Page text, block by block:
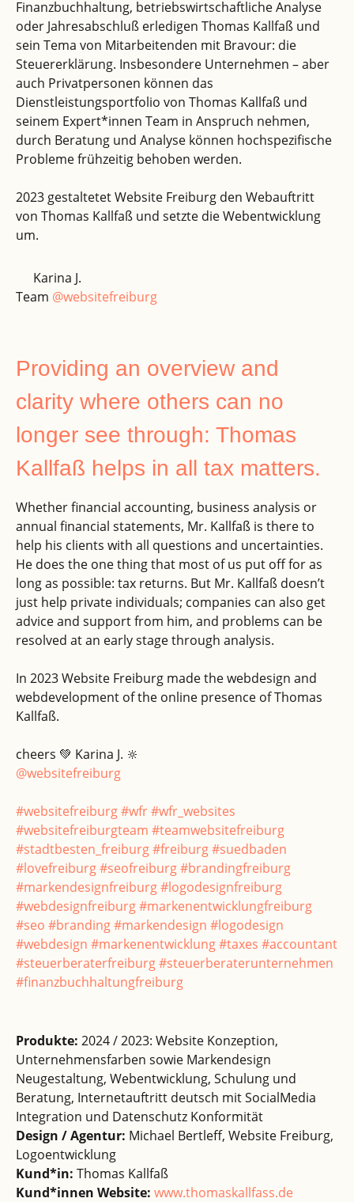
Finanzbuchhaltung, betriebswirtschaftliche Analyse
oder Jahresabschluß erledigen Thomas Kallfaß und
sein Tema von Mitarbeitenden mit Bravour: die
Steuererklärung. Insbesondere Unternehmen – aber
auch Privatpersonen können das
Dienstleistungsportfolio von Thomas Kallfaß und
seinem Expert*innen Team in Anspruch nehmen,
durch Beratung und Analyse können hochspezifische
Probleme frühzeitig behoben werden.
2023 gestaltetet Website Freiburg den Webauftritt
von Thomas Kallfaß und setzte die Webentwicklung
um.
Karina J.
Team @websitefreiburg
Providing an overview and
clarity where others can no
longer see through: Thomas
Kallfaß helps in all tax matters.
Whether financial accounting, business analysis or
annual financial statements, Mr. Kallfaß is there to
help his clients with all questions and uncertainties.
He does the one thing that most of us put off for as
long as possible: tax returns. But Mr. Kallfaß doesn’t
just help private individuals; companies can also get
advice and support from him, and problems can be
resolved at an early stage through analysis.
In 2023 Website Freiburg made the webdesign and
webdevelopment of the online presence of Thomas
Kallfaß.
cheers 💚 Karina J. 🔆
@websitefreiburg
#websitefreiburg#wfr#wfr_websites
#websitefreiburgteam #teamwebsitefreiburg
#stadtbesten_freiburg#freiburg#suedbaden
#lovefreiburg#seofreiburg#brandingfreiburg
#markendesignfreiburg#logodesignfreiburg
#webdesignfreiburg#markenentwicklungfreiburg
#seo #branding#markendesign #logodesign
#webdesign #markenentwicklung#taxes #accountant
#steuerberaterfreiburg#steuerberaterunternehmen
#finanzbuchhaltungfreiburg
Produkte: 2024 / 2023: Website Konzeption,
Unternehmensfarben sowie Markendesign
Neugestaltung, Webentwicklung, Schulung und
Beratung, Internetauftritt deutsch mit SocialMedia
Integration und Datenschutz Konformität
Design / Agentur: Michael Bertleff, Website Freiburg,
Logoentwicklung
Kund*in: Thomas Kallfaß
Kund*innen Website: www.thomaskallfass.de